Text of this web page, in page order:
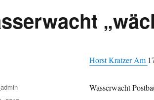
Horst Kratzer Am
Wasserwacht